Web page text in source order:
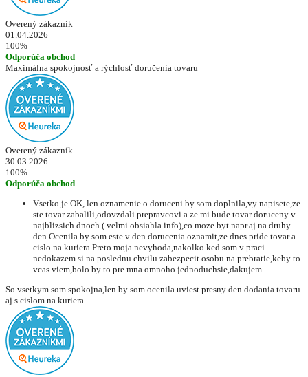
Overený zákazník
01.04.2026
100%
Odporúča obchod
Maximálna spokojnosť a rýchlosť doručenia tovaru
Overený zákazník
30.03.2026
100%
Odporúča obchod
Vsetko je OK, len oznamenie o doruceni by som doplnila,vy napisete,ze
ste tovar zabalili,odovzdali prepravcovi a ze mi bude tovar doruceny v
najblizsich dnoch ( velmi obsiahla info),co moze byt napr.aj na druhy
den.Ocenila by som este v den dorucenia oznamit,ze dnes pride tovar a
cislo na kuriera.Preto moja nevyhoda,nakolko ked som v praci
nedokazem si na poslednu chvilu zabezpecit osobu na prebratie,keby to
vcas viem,bolo by to pre mna omnoho jednoduchsie,dakujem
So vsetkym som spokojna,len by som ocenila uviest presny den dodania tovaru
aj s cislom na kuriera